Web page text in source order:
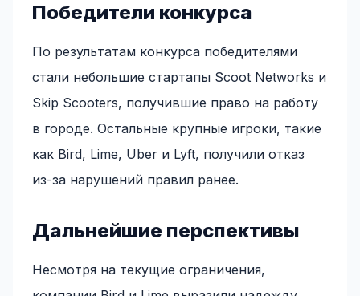
Победители конкурса
По результатам конкурса победителями
стали небольшие стартапы Scoot Networks и
Skip Scooters, получившие право на работу
в городе. Остальные крупные игроки, такие
как Bird, Lime, Uber и Lyft, получили отказ
из-за нарушений правил ранее.
Дальнейшие перспективы
Несмотря на текущие ограничения,